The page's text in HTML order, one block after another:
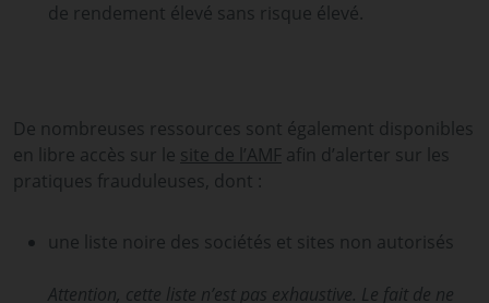
de rendement élevé sans risque élevé.
De nombreuses ressources sont également disponibles
en libre accès sur le site de l’AMF afin d’alerter sur les
pratiques frauduleuses, dont :
une liste noire des sociétés et sites non autorisés
Attention, cette liste n’est pas exhaustive. Le fait de ne